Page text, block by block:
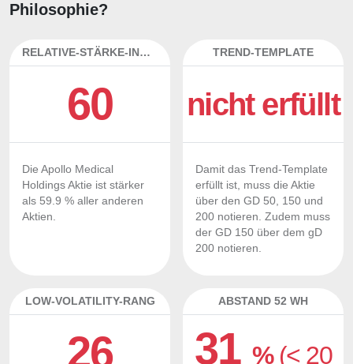
Philosophie?
RELATIVE-STÄRKE-INDEX
60
Die Apollo Medical
Holdings Aktie ist stärker
als 59.9 % aller anderen
Aktien.
TREND-TEMPLATE
nicht erfüllt
Damit das Trend-Template
erfüllt ist, muss die Aktie
über den GD 50, 150 und
200 notieren. Zudem muss
der GD 150 über dem gD
200 notieren.
LOW-VOLATILITY-RANG
26
ABSTAND 52 WH
31% (< 20